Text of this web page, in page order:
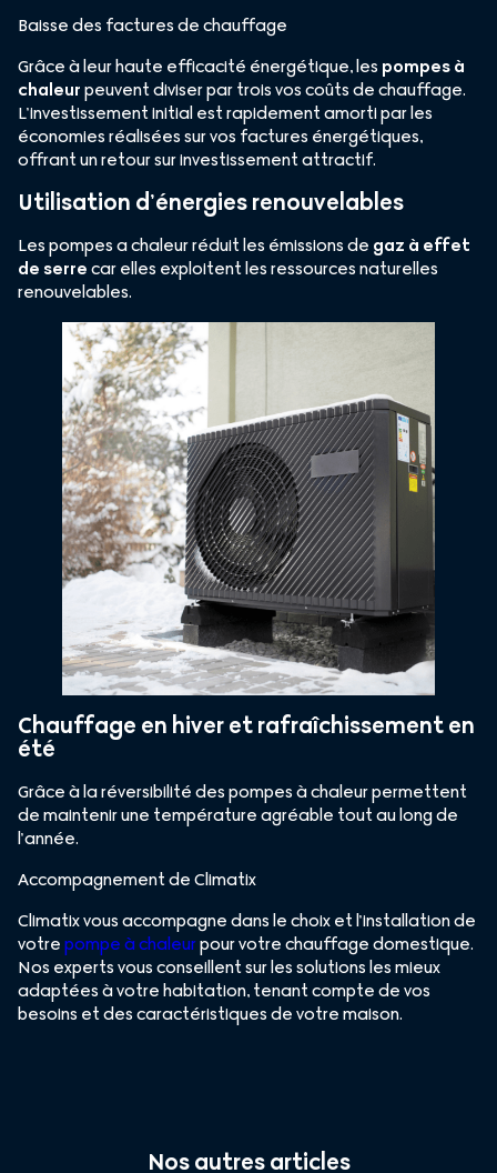
Baisse des factures de chauffage
Grâce à leur haute efficacité énergétique, les pompes à
chaleurpeuvent diviser par trois vos coûts de chauffage.
L’investissement initial est rapidement amorti par les
économies réalisées sur vos factures énergétiques,
offrant un retour sur investissement attractif.
Utilisation d’énergies renouvelables
Les pompes a chaleur réduit les émissions de gaz à effet
de serrecar elles exploitent les ressources naturelles
renouvelables.
Chauffage en hiver et rafraîchissement en
été
Grâce à la réversibilité des pompes à chaleur permettent
de maintenir une température agréable tout au long de
l’année.
Accompagnement de Climatix
Climatix vous accompagne dans le choix et l’installation de
votrepompe à chaleurpour votre chauffage domestique.
Nos experts vous conseillent sur les solutions les mieux
adaptées à votre habitation, tenant compte de vos
besoins et des caractéristiques de votre maison.
Nos autres articles